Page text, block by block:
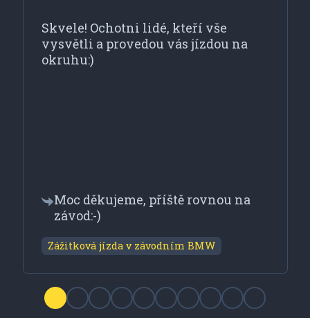
Skvele! Ochotni lidé, kteří vše
vysvětli a provedou vás jízdou na
okruhu:)
Moc děkujeme, příště rovnou na
závod:-)
Zážitková jízda v závodním BMW